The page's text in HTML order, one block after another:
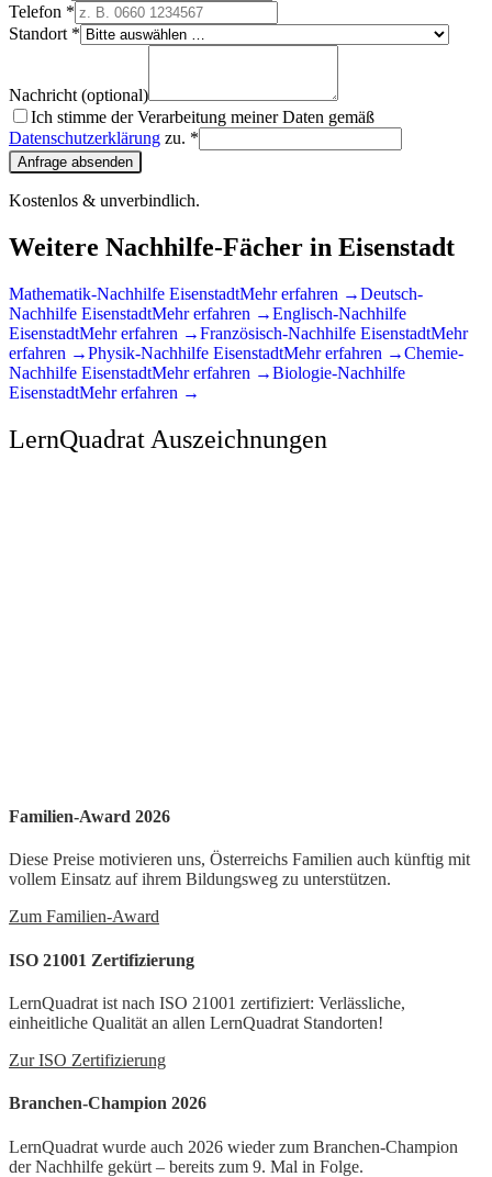
Telefon *
Standort *
Nachricht (optional)
Ich stimme der Verarbeitung meiner Daten gemäß
Datenschutzerklärung zu. *
Anfrage absenden
Kostenlos & unverbindlich.
Weitere Nachhilfe-Fächer in Eisenstadt
Mathematik-Nachhilfe EisenstadtMehr erfahren →Deutsch-
Nachhilfe EisenstadtMehr erfahren →Englisch-Nachhilfe
EisenstadtMehr erfahren →Französisch-Nachhilfe EisenstadtMehr
erfahren →Physik-Nachhilfe EisenstadtMehr erfahren →Chemie-
Nachhilfe EisenstadtMehr erfahren →Biologie-Nachhilfe
EisenstadtMehr erfahren →
LernQuadrat Auszeichnungen
Familien-Award 2026
Diese Preise motivieren uns, Österreichs Familien auch künftig mit
vollem Einsatz auf ihrem Bildungsweg zu unterstützen.
Zum Familien-Award
ISO 21001 Zertifizierung
LernQuadrat ist nach ISO 21001 zertifiziert: Verlässliche,
einheitliche Qualität an allen LernQuadrat Standorten!
Zur ISO Zertifizierung
Branchen-Champion 2026
LernQuadrat wurde auch 2026 wieder zum Branchen-Champion
der Nachhilfe gekürt – bereits zum 9. Mal in Folge.